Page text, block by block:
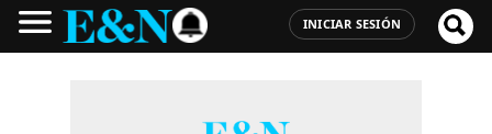
INICIAR SESIÓN